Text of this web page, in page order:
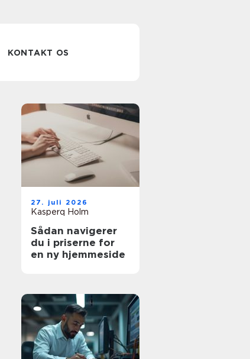
KONTAKT OS
27. juli 2026
Kasperq Holm
Sådan navigerer
du i priserne for
en ny hjemmeside